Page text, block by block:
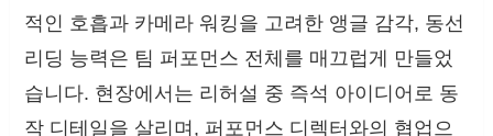
적인 호흡과 카메라 워킹을 고려한 앵글 감각, 동선
리딩 능력은 팀 퍼포먼스 전체를 매끄럽게 만들었
습니다. 현장에서는 리허설 중 즉석 아이디어로 동
작 디테일을 살리며, 퍼포먼스 디렉터와의 협업으